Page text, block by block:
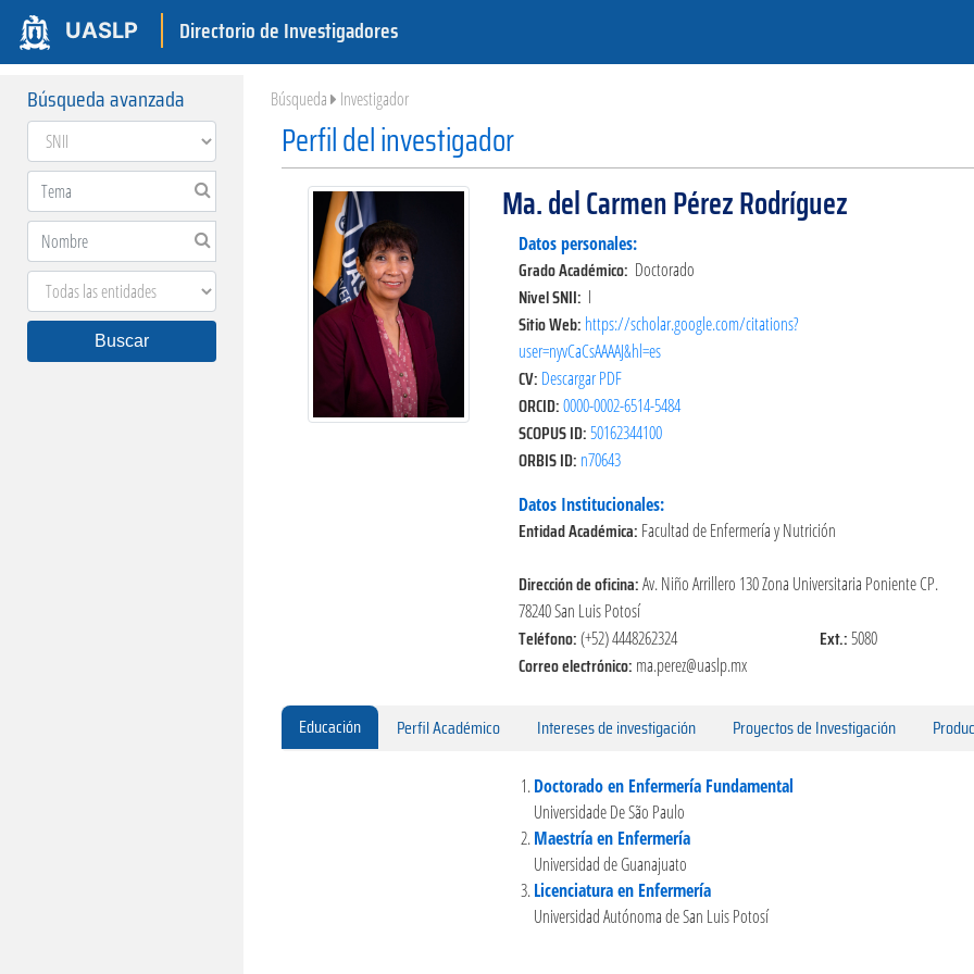
UASLP Directorio de Investigadores
Búsqueda avanzada
Buscar
Búsqueda Investigador
Perfil del investigador
Ma. del Carmen Pérez Rodríguez
Datos personales:
Grado Académico: Doctorado
Nivel SNII: I
Sitio Web: https://scholar.google.com/citations?
user=nyvCaCsAAAAJ&hl=es
CV: Descargar PDF
ORCID:0000-0002-6514-5484
SCOPUS ID:50162344100
ORBIS ID: n70643
Datos Institucionales:
Entidad Académica: Facultad de Enfermería y Nutrición
Dirección de oficina:Av. Niño Arrillero 130 Zona Universitaria Poniente CP.
78240 San Luis Potosí
Teléfono:(+52) 4448262324 Ext.:5080
Correo electrónico: ma.perez@uaslp.mx
Educación Perfil Académico Intereses de investigación Proyectos de Investigación
Doctorado en Enfermería Fundamental
Universidade De São Paulo
Maestría en Enfermería
Universidad de Guanajuato
Licenciatura en Enfermería
Universidad Autónoma de San Luis Potosí